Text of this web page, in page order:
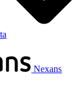
Nexans